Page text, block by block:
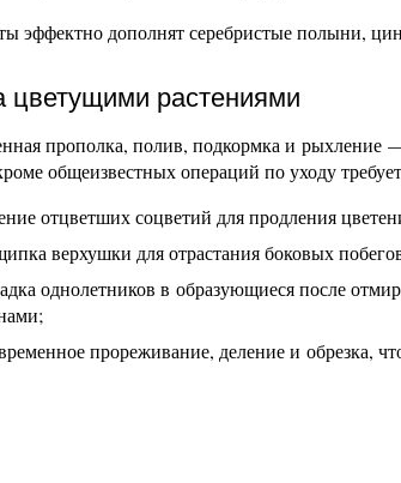
эффектно дополнят серебристые полыни,
цветущими растениями
прополка, полив, подкормка и рыхление
общеизвестных операций по уходу
отцветших соцветий для продления
верхушки для отрастания боковых
однолетников в образующиеся после
прореживание, деление и обрезка,